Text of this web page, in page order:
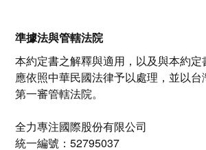
準據法與管轄法院
本約定書之解釋與適用，以及與本約
應依照中華民國法律予以處理，並以
第一審管轄法院。
全力專注國際股份有限公司
統一編號：52795037